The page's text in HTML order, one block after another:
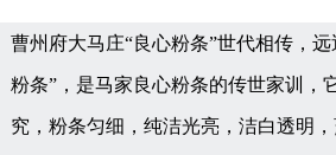
曹州府大马庄“良心粉条”世代相传，
粉条”，是马家良心粉条的传世家训，
究，粉条匀细，纯洁光亮，洁白透明，